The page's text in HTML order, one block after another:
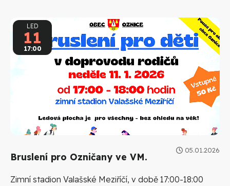
LED
11
17:00
05.01.2026
Bruslení pro Ozničany ve VM.
Zimní stadion Valašské Meziříčí, v době 17:00-18:00